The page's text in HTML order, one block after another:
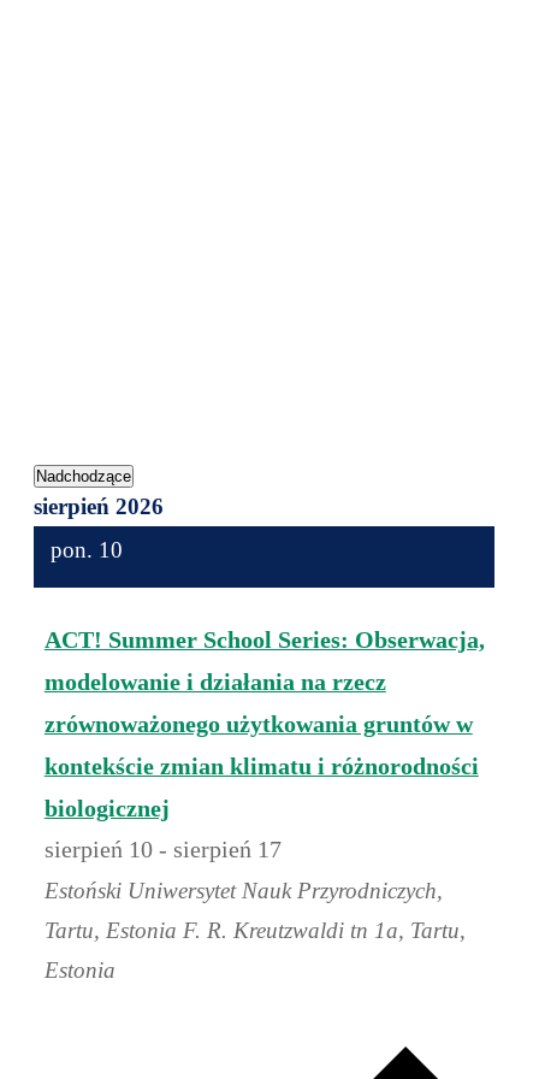
Nadchodzące
Wybierz
datę.
sierpień 2026
pon. 10
ACT! Summer School Series: Obserwacja,
modelowanie i działania na rzecz
zrównoważonego użytkowania gruntów w
kontekście zmian klimatu i różnorodności
biologicznej
sierpień 10- sierpień 17
Estoński Uniwersytet Nauk Przyrodniczych,
Tartu, Estonia F. R. Kreutzwaldi tn 1a, Tartu,
Estonia